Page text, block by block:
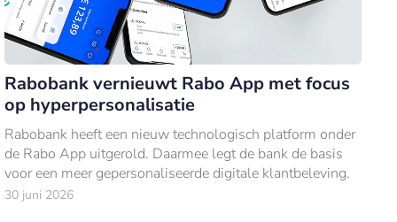
Rabobank vernieuwt Rabo App met focus
op hyperpersonalisatie
Rabobank heeft een nieuw technologisch platform onder
de Rabo App uitgerold. Daarmee legt de bank de basis
voor een meer gepersonaliseerde digitale klantbeleving.
30 juni 2026